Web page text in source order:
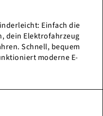
Einfach die
dein Elektrofahrzeug
Schnell, bequem
moderne E-